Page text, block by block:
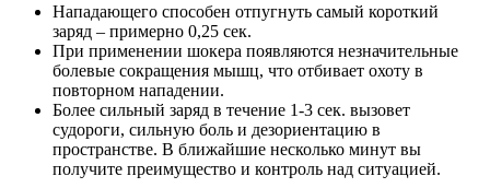
Нападающего способен отпугнуть самый короткий
заряд – примерно 0,25 сек.
При применении шокера появляются незначительные
болевые сокращения мышц, что отбивает охоту в
повторном нападении.
Более сильный заряд в течение 1-3 сек. вызовет
судороги, сильную боль и дезориентацию в
пространстве. В ближайшие несколько минут вы
получите преимущество и контроль над ситуацией.